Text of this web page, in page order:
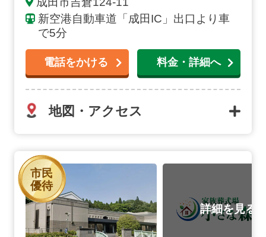
新空港自動車道「成田IC」出口より車
で5分
電話をかける 料金・詳細へ
地図・アクセス
市民
優待
さくら斎場の詳細へ